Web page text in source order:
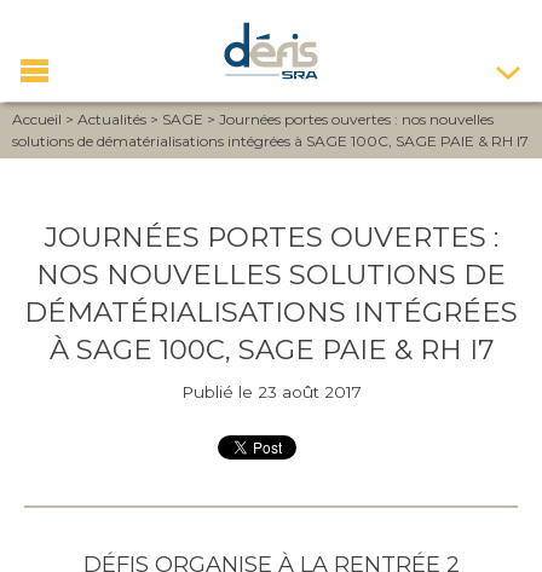
Accueil > Actualités > SAGE > Journées portes ouvertes : nos nouvelles
solutions de dématérialisations intégrées à SAGE 100C, SAGE PAIE & RH I7
JOURNÉES PORTES OUVERTES :
NOS NOUVELLES SOLUTIONS DE
DÉMATÉRIALISATIONS INTÉGRÉES
À SAGE 100C, SAGE PAIE & RH I7
Publié le 23 août 2017
DÉFIS ORGANISE À LA RENTRÉE 2